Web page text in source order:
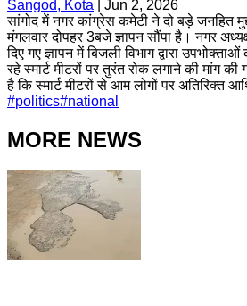
Sangod, Kota
Jun 2, 2026
सांगोद में नगर कांग्रेस कमेटी ने दो बड़े जनहित
मंगलवार दोपहर 3बजे ज्ञापन सौंपा है। नगर
दिए गए ज्ञापन में बिजली विभाग द्वारा
रहे स्मार्ट मीटरों पर तुरंत रोक लगाने की मांग
है कि स्मार्ट मीटरों से आम लोगों पर अतिरिक्त
#politics#national
MORE NEWS